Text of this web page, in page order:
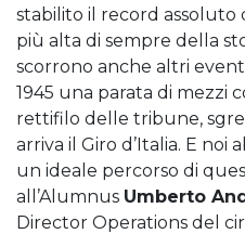
stabilito il record assoluto
più alta di sempre della
scorrono anche altri
1945 una parata di mezzi
rettifilo delle tribune,
arriva il Giro d’Italia. E noi
un ideale percorso di
all’Alumnus Umberto
Director Operations del